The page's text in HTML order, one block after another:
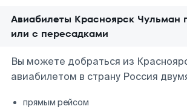
Авиабилеты Красноярск Чульман
или с пересадками
Вы можете добраться из
авиабилетом в страну Россия
прямым рейсом